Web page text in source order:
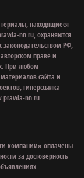
находящиеся
nn.ru, охраняются
законодательством РФ,
праве и
При любом
сайта и
гиперссылка
nn.ru
компании» оплачены
за достоверность